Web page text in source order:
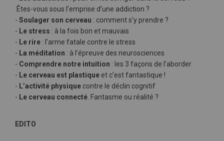
Êtes-vous sous l’emprise d’une addiction ?
- Soulager son cerveau : comment s’y prendre ?
- Le stress : à la fois bon et mauvais
- Le rire : l’arme fatale contre le stress
- La méditation : à l’épreuve des neurosciences
- Comprendre notre intuition : les 3 façons de l’aborder
- Le cerveau est plastique et c’est fantastique !
- L’activité physique contre le déclin cognitif
- Le cerveau connecté . Fantasme ou réalité ?
EDITO